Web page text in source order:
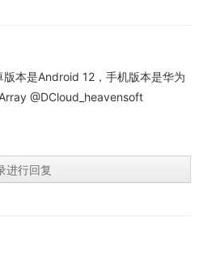
本是Android 12，手机版本是华为
@DCloud_heavensoft
进行回复